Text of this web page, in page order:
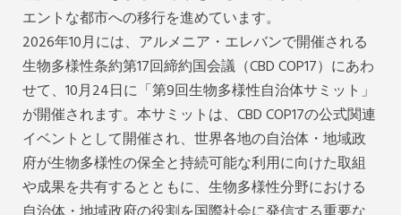
エントな都市への移行を進めています。
2026年10月には、アルメニア・エレバンで開催される
生物多様性条約第17回締約国会議（CBD COP17）にあわ
せて、10月24日に「第9回生物多様性自治体サミット」
が開催されます。本サミットは、CBD COP17の公式関連
イベントとして開催され、世界各地の自治体・地域政
府が生物多様性の保全と持続可能な利用に向けた取組
や成果を共有するとともに、生物多様性分野における